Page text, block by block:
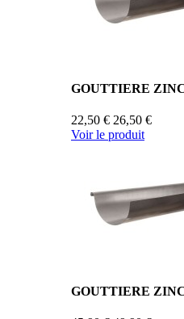
GOUTTIERE
22,50 € 26,50 €
Voir le produit
GOUTTIERE